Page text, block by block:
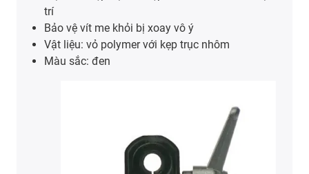
trí
Bảo vệ vít me khỏi bị xoay vô ý
Vật liệu: vỏ polymer với kẹp trục nhôm
Màu sắc: đen